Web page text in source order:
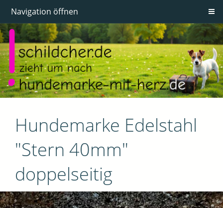
Navigation öffnen
Hundemarke Edelstahl
"Stern 40mm"
doppelseitig